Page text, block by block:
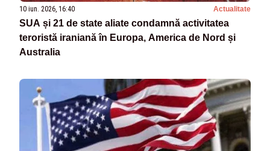
10 iun. 2026, 16:40 Actualitate
SUA și 21 de state aliate condamnă activitatea
teroristă iraniană în Europa, America de Nord și
Australia